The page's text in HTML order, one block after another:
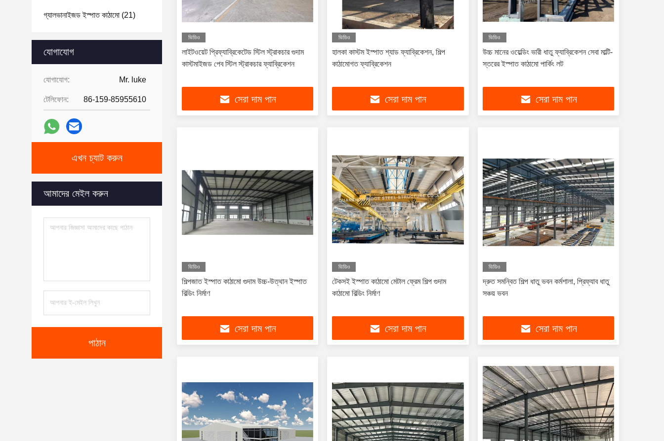
গ্যালভানাইজড ইস্পাত কাঠামো (21)
যোগাযোগ
যোগাযোগ: Mr. luke
টেলিফোন: 86-159-85955610
এখন চ্যাট করুন
আমাদের মেইল করুন
পাঠান
ভিডিও
লাইটওয়েট প্রিফ্যাব্রিকেটেড স্টিল স্ট্রাকচার গুদাম
কাস্টমাইজড পেব স্টিল স্ট্রাকচার ফ্যাব্রিকেশন
সেরা দাম পান
ভিডিও
হালকা কাস্টম ইস্পাত শ্যাড ফ্যাব্রিকেশন, শিল্প
কাঠামোগত ফ্যাব্রিকেশন
সেরা দাম পান
ভিডিও
উচ্চ মানের ওয়েল্ডিং ভারী ধাতু ফ্যাব্রিকেশন সেবা মাল্টি-
স্তরের ইস্পাত কাঠামো পার্কিং লট
সেরা দাম পান
ভিডিও
শিল্পজাত ইস্পাত কাঠামো গুদাম উচ্চ-উত্থান ইস্পাত
বিল্ডিং নির্মাণ
সেরা দাম পান
ভিডিও
টেকসই ইস্পাত কাঠামো মেটাল ফ্রেম শিল্প গুদাম
কাঠামো বিল্ডিং নির্মাণ
সেরা দাম পান
ভিডিও
দ্রুত সমন্বিত শিল্প ধাতু ভবন কর্মশালা, প্রিফ্যাব ধাতু
সঞ্চয় ভবন
সেরা দাম পান